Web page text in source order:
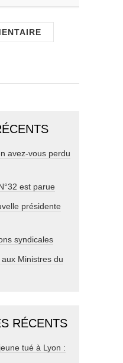
avez-vous perdu
est parue
présidente
syndicales
Ministres du
RÉCENTS
tué à Lyon :